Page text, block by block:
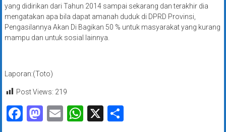
yang didirikan dari Tahun 2014 sampai sekarang dan terakhir dia
mengatakan apa bila dapat amanah duduk di DPRD Provinsi,
Pengasilannya Akan Di Bagikan 50 % untuk masyarakat yang kurang
mampu dan untuk sosial lainnya.
Laporan:(Toto)
Post Views: 219
Facebook
Mastodon
EmailWhatsApp
X Share